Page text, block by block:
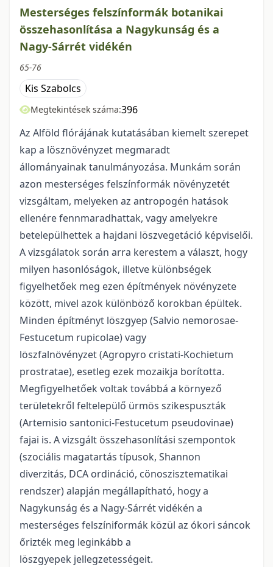
Mesterséges felszínformák botanikai
összehasonlítása a Nagykunság és a
Nagy-Sárrét vidékén
65-76
Kis Szabolcs
Megtekintések száma:396
Az Alföld flórájának kutatásában kiemelt szerepet
kap a lösznövényzet megmaradt
állományainak tanulmányozása. Munkám során
azon mesterséges felszínformák növényzetét
vizsgáltam, melyeken az antropogén hatások
ellenére fennmaradhattak, vagy amelyekre
betelepülhettek a hajdani löszvegetáció képviselői.
A vizsgálatok során arra kerestem a választ, hogy
milyen hasonlóságok, illetve különbségek
figyelhetőek meg ezen építmények növényzete
között, mivel azok különböző korokban épültek.
Minden építményt löszgyep (Salvio nemorosae-
Festucetum rupicolae) vagy
löszfalnövényzet (Agropyro cristati-Kochietum
prostratae), esetleg ezek mozaikja borította.
Megfigyelhetőek voltak továbbá a környező
területekről feltelepülő ürmös szikespuszták
(Artemisio santonici-Festucetum pseudovinae)
fajai is. A vizsgált összehasonlítási szempontok
(szociális magatartás típusok, Shannon
diverzitás, DCA ordináció, cönoszisztematikai
rendszer) alapján megállapítható, hogy a
Nagykunság és a Nagy-Sárrét vidékén a
mesterséges felszíniformák közül az ókori sáncok
őrizték meg leginkább a
löszgyepek jellegzetességeit.